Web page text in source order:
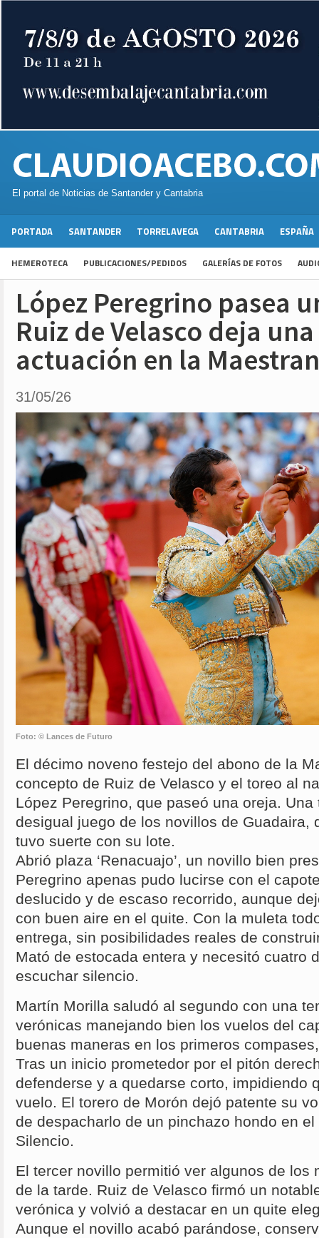
El portal de Noticias de Santander y Cantabria
PORTADA SANTANDER TORRELAVEGA CANTABRIA ESPAÑA
HEMEROTECA PUBLICACIONES/PEDIDOS GALERÍAS DE FOTOS
López Peregrino pasea
Ruiz de Velasco deja
actuación en la
31/05/26
Foto: © Lances de Futuro
El décimo noveno festejo del abono de la
concepto de Ruiz de Velasco y el toreo al
López Peregrino, que paseó una oreja.
desigual juego de los novillos de Guadaira,
tuvo suerte con su lote.
Abrió plaza ‘Renacuajo’, un novillo bien
Peregrino apenas pudo lucirse con el
deslucido y de escaso recorrido, aunque
con buen aire en el quite. Con la muleta
entrega, sin posibilidades reales de
Mató de estocada entera y necesitó cuatro
escuchar silencio.
Martín Morilla saludó al segundo con una
verónicas manejando bien los vuelos del
buenas maneras en los primeros
Tras un inicio prometedor por el pitón
defenderse y a quedarse corto, impidiendo
vuelo. El torero de Morón dejó patente su
de despacharlo de un pinchazo hondo en
Silencio.
El tercer novillo permitió ver algunos de los
de la tarde. Ruiz de Velasco firmó un
verónica y volvió a destacar en un quite
Aunque el novillo acabó parándose,